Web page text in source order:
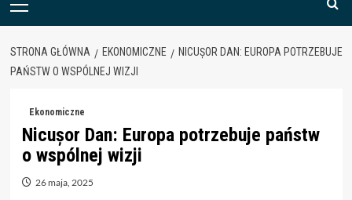
Menu
STRONA GŁÓWNA EKONOMICZNE
NICUȘOR DAN: EUROPA POTRZEBUJE
PAŃSTW O WSPÓLNEJ WIZJI
Ekonomiczne
Nicușor Dan: Europa potrzebuje państw
o wspólnej wizji
26 maja, 2025